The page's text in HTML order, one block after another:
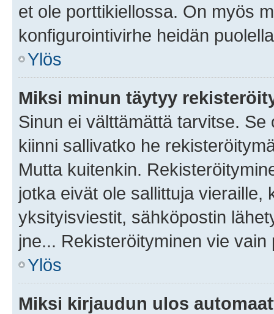
et ole porttikiellossa. On myös
konfigurointivirhe heidän
Ylös
Miksi minun täytyy
Sinun ei välttämättä tarvitse.
kiinni sallivatko he
Mutta kuitenkin.
jotka eivät ole sallittuja vieraille,
yksityisviestit, sähköpostin
jne... Rekisteröityminen vie
Ylös
Miksi kirjaudun ulos